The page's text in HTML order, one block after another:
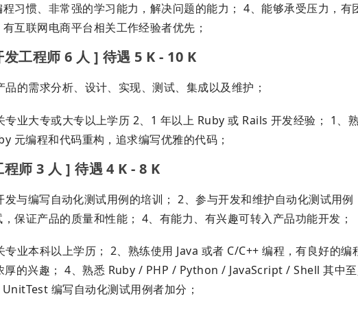
习惯、非常强的学习能力，解决问题的能力； 4、能够承受压力，有
互联网电商平台相关工作经验者优先；
工程师 6 人 ] 待遇 5 K - 10 K
的需求分析、设计、实现、测试、集成以及维护；
业大专或大专以上学历 2、1 年以上 Ruby 或 Rails 开发经验； 1、
元编程和代码重构，追求编写优雅的代码；
师 3 人 ] 待遇 4 K - 8 K
与编写自动化测试用例的培训； 2、参与开发和维护自动化测试用
保证产品的质量和性能； 4、有能力、有兴趣可转入产品功能开发；
业本科以上学历； 2、熟练使用 Java 或者 C/C++ 编程，有良好的编
厚的兴趣； 4、熟悉 Ruby / PHP / Python / JavaScript / Shell 其中
编写自动化测试用例者加分；